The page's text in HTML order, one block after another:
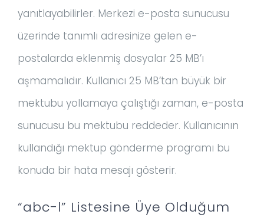
yanıtlayabilirler. Merkezi e-posta sunucusu
üzerinde tanımlı adresinize gelen e-
postalarda eklenmiş dosyalar 25 MB’ı
aşmamalıdır. Kullanıcı 25 MB’tan büyük bir
mektubu yollamaya çalıştığı zaman, e-posta
sunucusu bu mektubu reddeder. Kullanıcının
kullandığı mektup gönderme programı bu
konuda bir hata mesajı gösterir.
“abc-l” Listesine Üye Olduğum